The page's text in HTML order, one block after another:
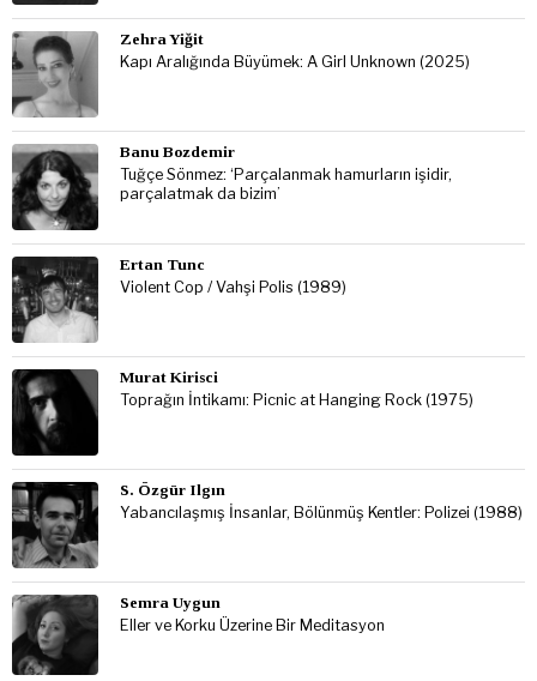
Zehra Yiğit
Kapı Aralığında Büyümek: A Girl Unknown (2025)
Banu Bozdemir
Tuğçe Sönmez: ‘Parçalanmak hamurların işidir,
parçalatmak da bizim’
Ertan Tunc
Violent Cop / Vahşi Polis (1989)
Murat Kirisci
Toprağın İntikamı: Picnic at Hanging Rock (1975)
S. Özgür Ilgın
Yabancılaşmış İnsanlar, Bölünmüş Kentler: Polizei (1988)
Semra Uygun
Eller ve Korku Üzerine Bir Meditasyon